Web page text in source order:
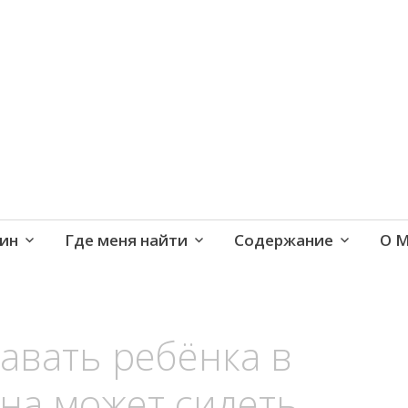
Где меня найти Содержание О
ребёнка в